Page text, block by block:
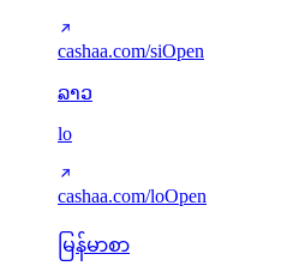
cashaa.com/siOpen
ລາວ
lo
cashaa.com/loOpen
မြန်မာစာ